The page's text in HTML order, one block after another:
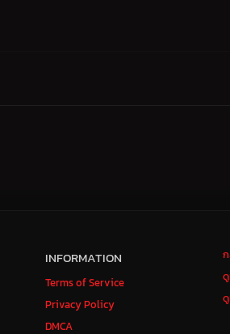
INFORMATION
Terms of Service
Privacy Policy
DMCA